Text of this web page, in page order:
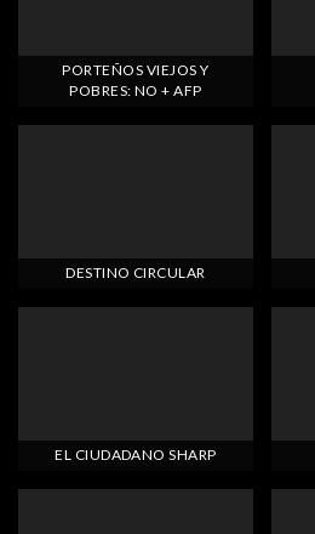
PORTEÑOS VIEJOS Y
POBRES: NO + AFP
DESTINO CIRCULAR
EL CIUDADANO SHARP